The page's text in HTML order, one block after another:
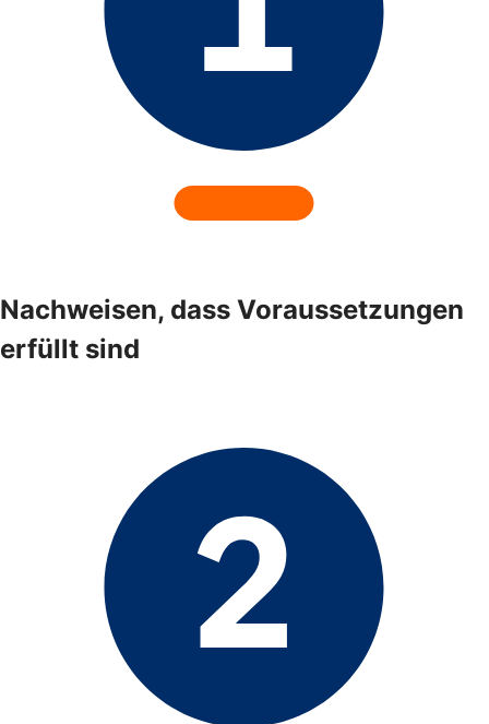
Nachweisen, dass Voraussetzungen
erfüllt sind